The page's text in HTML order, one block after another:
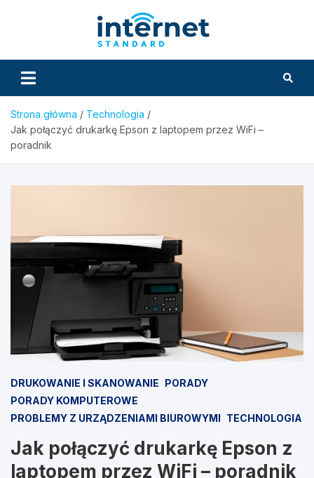
Strona główna
Technologia
Jak połączyć drukarkę Epson z laptopem przez WiFi –
poradnik
DRUKOWANIE I SKANOWANIE PORADY
PORADY KOMPUTEROWE
PROBLEMY Z URZĄDZENIAMI BIUROWYMI TECHNOLOGIA
Jak połączyć drukarkę Epson z
laptopem przez WiFi – poradnik